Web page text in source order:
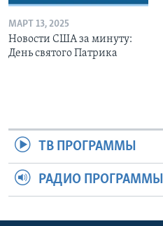
МАРТ 13, 2025
Новости США за минуту:
День святого Патрика
ТВ ПРОГРАММЫ
РАДИО ПРОГРАММЫ